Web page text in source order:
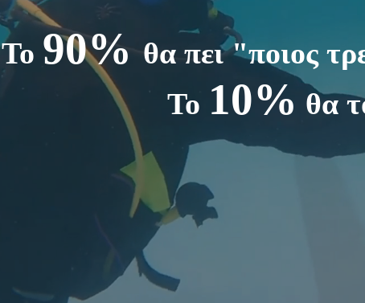
Το 90% θα πει "ποιος
Το 10% θα